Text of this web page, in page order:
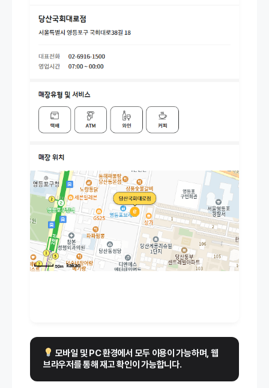
모바일 및 PC 환경에서 모두 이용이 가능하며, 웹
브라우저를 통해 재고 확인이 가능합니다.